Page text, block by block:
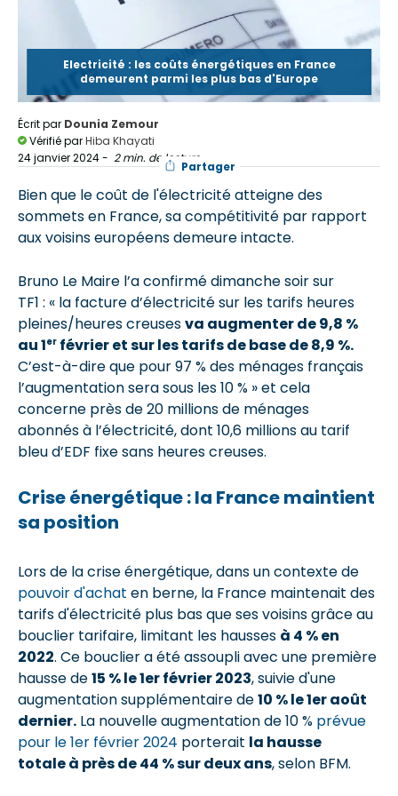
Electricité : les coûts énergétiques en France
demeurent parmi les plus bas d'Europe
Écrit par Dounia Zemour
Vérifié parHiba Khayati
24 janvier 2024- 2 min. de lecture
Partager
Bien que le coût de l'électricité atteigne des
sommets en France, sa compétitivité par rapport
aux voisins européens demeure intacte.
Bruno Le Maire l’a confirmé dimanche soir sur
TF1 : « la facture d’électricité sur les tarifs heures
pleines/heures creusesva augmenter de 9,8 %
au 1er février et sur les tarifs de base de 8,9 %.
C’est-à-dire que pour 97 % des ménages français
l’augmentation sera sous les 10 % » et cela
concerne près de 20 millions de ménages
abonnés à l’électricité, dont 10,6 millions au tarif
bleu d’EDF fixe sans heures creuses.
Crise énergétique : la France maintient
sa position
Lors de la crise énergétique, dans un contexte de
pouvoir d'achat en berne, la France maintenait des
tarifs d'électricité plus bas que ses voisins grâce au
bouclier tarifaire, limitant les hausses à 4 % en
2022. Ce bouclier a été assoupli avec une première
hausse de15 % le 1er février 2023, suivie d'une
augmentation supplémentaire de10 % le 1er août
dernier. La nouvelle augmentation de 10 % prévue
pour le 1er février 2024 porterait la hausse
totale à près de 44 % sur deux ans, selon BFM.